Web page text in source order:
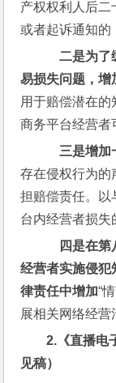
产权权利人后二
或者起诉通知的
二是为了
易损失问题，增
用于赔偿潜在
商务平台经营者
三是增加
存在侵权行为的
担赔偿责任。以
台内经营者损失
四是在第
经营者实施侵犯
律责任中增加“
展相关网络经营
2. 《直播
见稿）